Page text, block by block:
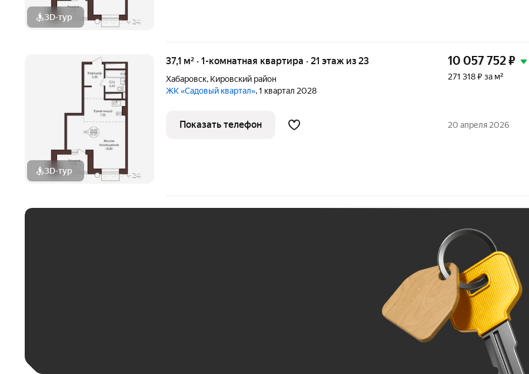
3D-тур + 24
3D-тур + 24
37,1 м² · 1-комнатная квартира · 21 этаж из 23
Хабаровск, Кировский район
ЖК «Садовый квартал», 1 квартал 2028
10 057 752₽
271 318 ₽ за м²
Показать телефон 20 апреля 2026